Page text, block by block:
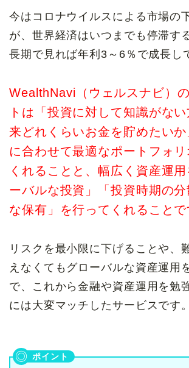
今はコロナウイルスによる市場の
が、世界経済はいつまでも停滞す
長期で見れば年利3～6％で成長し
WealthNavi（ウェルスナビ）
トは「投資に対して知識がな
来どれくらいお金を貯めたい
に合わせて最適なポートフォ
くれることと、幅広く資産運
ーバルな投資」「投資時期の
な保有」を行ってくれることで
リスクを最小限に下げることや、
えなくてもグローバルな資産運用
で、これから金融や資産運用を勉
には大変マッチしたサービスです。